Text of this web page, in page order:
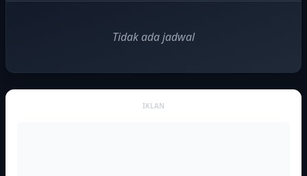
Tidak ada jadwal
IKLAN